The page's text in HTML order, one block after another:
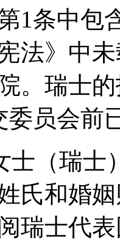
1条中包
法》中
。瑞士
委员会前
士（瑞士
氏和婚
瑞士代